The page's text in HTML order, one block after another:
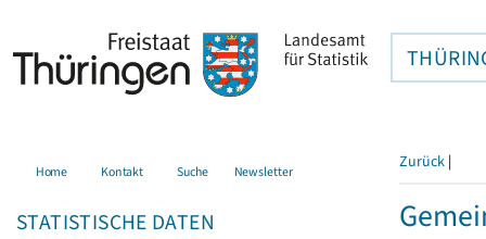
Home Kontakt Suche Newsletter
STATISTISCHE DATEN
Zurück |